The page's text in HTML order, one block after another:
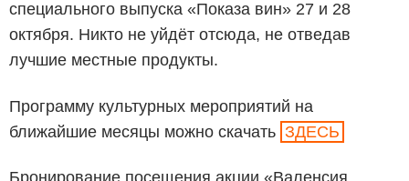
специального выпуска «Показа вин» 27 и 28
октября. Никто не уйдёт отсюда, не отведав
лучшие местные продукты.
Программу культурных мероприятий на
ближайшие месяцы можно скачать ЗДЕСЬ